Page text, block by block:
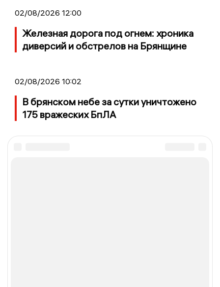
02/08/2026 12:00
Железная дорога под огнем: хроника
диверсий и обстрелов на Брянщине
02/08/2026 10:02
В брянском небе за сутки уничтожено
175 вражеских БпЛА